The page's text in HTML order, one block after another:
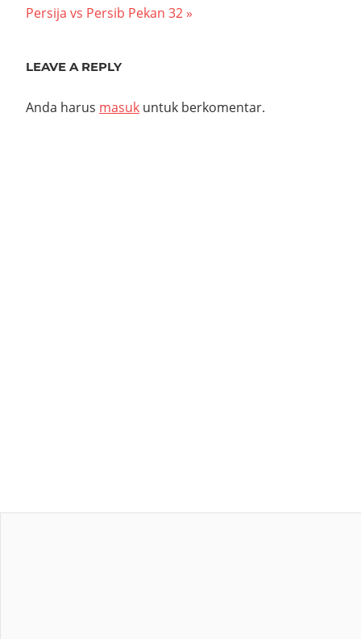
Post:
Persija vs Persib Pekan 32
LEAVE A REPLY
Anda harus masuk untuk berkomentar.